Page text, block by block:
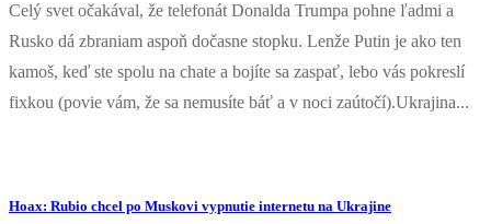
Celý svet očakával, že telefonát Donalda Trumpa pohne ľadmi a
Rusko dá zbraniam aspoň dočasne stopku. Lenže Putin je ako ten
kamoš, keď ste spolu na chate a bojíte sa zaspať, lebo vás pokreslí
fixkou (povie vám, že sa nemusíte báť a v noci zaútočí).Ukrajina...
Hoax: Rubio chcel po Muskovi vypnutie internetu na Ukrajine